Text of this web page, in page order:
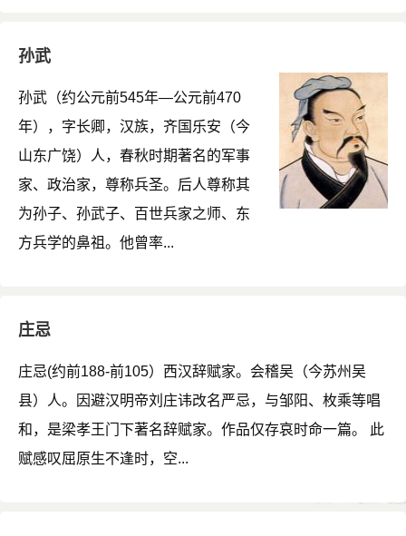
孙武
孙武（约公元前545年—公元前470
年），字长卿，汉族，齐国乐安（今
山东广饶）人，春秋时期著名的军事
家、政治家，尊称兵圣。后人尊称其
为孙子、孙武子、百世兵家之师、东
方兵学的鼻祖。他曾率...
庄忌
庄忌(约前188-前105）西汉辞赋家。会稽吴（今苏州吴
县）人。因避汉明帝刘庄讳改名严忌，与邹阳、枚乘等唱
和，是梁孝王门下著名辞赋家。作品仅存哀时命一篇。 此
赋感叹屈原生不逢时，空...